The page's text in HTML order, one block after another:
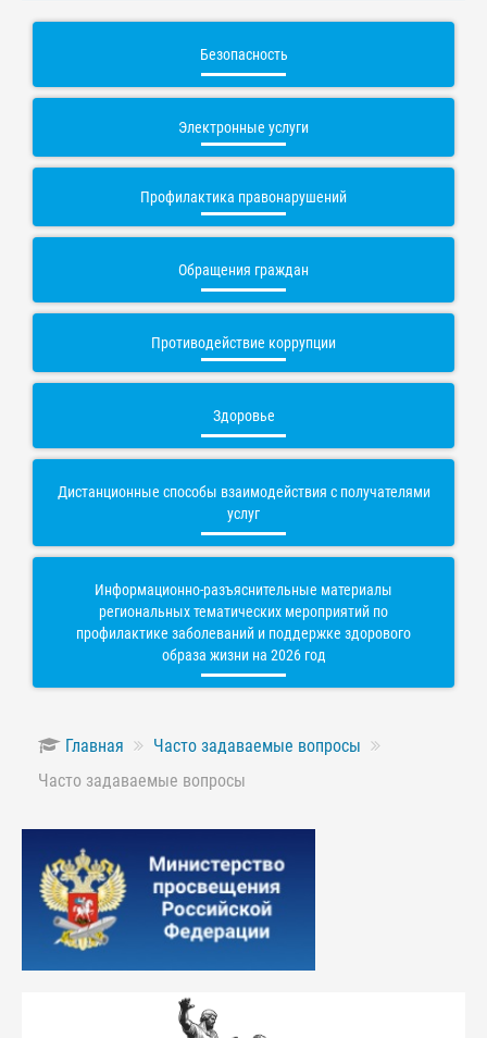
Безопасность
Электронные услуги
Профилактика правонарушений
Обращения граждан
Противодействие коррупции
Здоровье
Дистанционные способы взаимодействия с получателями
услуг
Информационно-разъяснительные материалы
региональных тематических мероприятий по
профилактике заболеваний и поддержке здорового
образа жизни на 2026 год
Главная
Часто задаваемые вопросы
Часто задаваемые вопросы